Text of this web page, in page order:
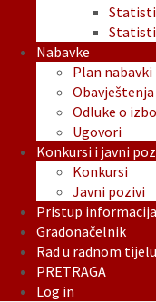
Nabavke
Plan nabavki
Odluke o
Ugovori
Konkursi i javni
Konkursi
Javni pozivi
Pristup
Gradonačelnik
Rad u radnom tijelu
PRETRAGA
Log in